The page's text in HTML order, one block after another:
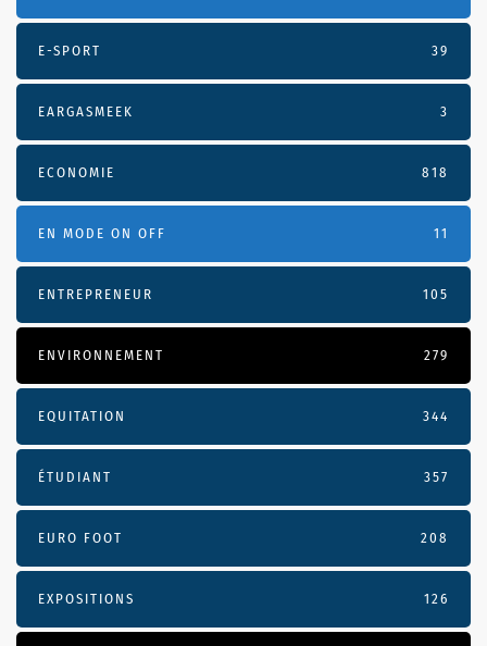
E-SPORT 39
EARGASMEEK 3
ECONOMIE 818
EN MODE ON OFF 11
ENTREPRENEUR 105
ENVIRONNEMENT 279
EQUITATION 344
ÉTUDIANT 357
EURO FOOT 208
EXPOSITIONS 126